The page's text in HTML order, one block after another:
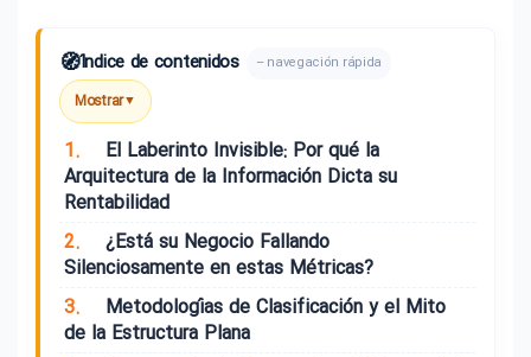
🧭Índice de contenidos – navegación rápida
Mostrar▼
1.
El Laberinto Invisible: Por qué la
Arquitectura de la Información Dicta su
Rentabilidad
2.
¿Está su Negocio Fallando
Silenciosamente en estas Métricas?
3.
Metodologías de Clasificación y el Mito
de la Estructura Plana